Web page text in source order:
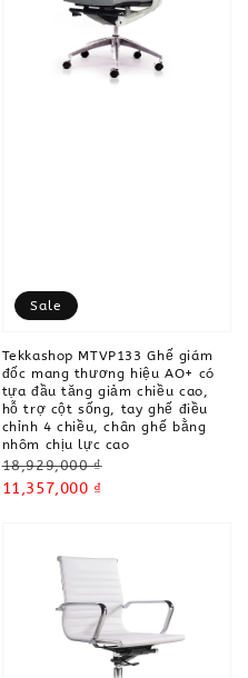
Sale
Tekkashop MTVP133 Ghế giám
đốc mang thương hiệu AO+ có
tựa đầu tăng giảm chiều cao,
hỗ trợ cột sống, tay ghế điều
chỉnh 4 chiều, chân ghế bằng
nhôm chịu lực cao
Regular
price
18,929,000 ₫
Sale
11,357,000 ₫